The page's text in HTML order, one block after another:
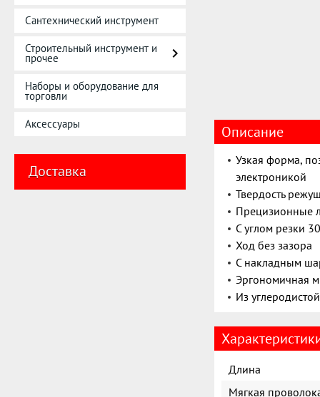
Сантехнический инструмент
Строительный инструмент и
прочее
Наборы и оборудование для
торговли
Аксессуары
Доставка
Описание
Узкая форма,
электроникой
Твердость
Прецизионные
С углом резки
Ход без зазора
С накладным
Эргономичная
Из
Длина
Мягкая